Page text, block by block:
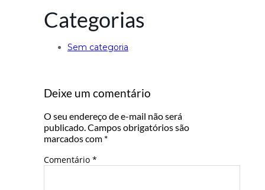
Categorias
Sem categoria
Deixe um comentário
O seu endereço de e-mail não será
publicado.Campos obrigatórios são
marcados com *
Comentário *